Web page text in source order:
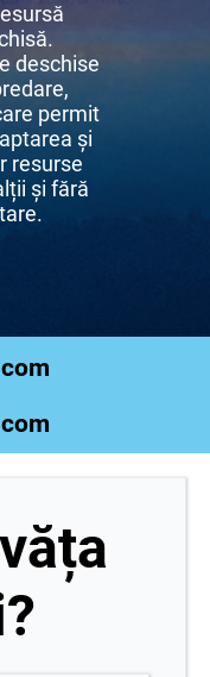
deschise
permit
și
resurse
și fără